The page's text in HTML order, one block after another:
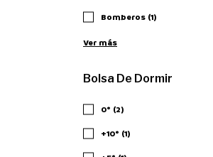
Bomberos (1)
Ver más
Bolsa De Dormir
0° (2)
+10° (1)